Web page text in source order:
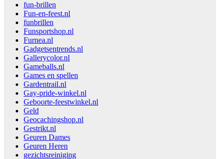
fun-brillen
Fun-en-feest.nl
funbrillen
Funsportshop.nl
Furnea.nl
Gadgetsentrends.nl
Gallerycolor.nl
Gameballs.nl
Games en spellen
Gardentrail.nl
Gay-pride-winkel.nl
Geboorte-feestwinkel.nl
Geld
Geocachingshop.nl
Gestrikt.nl
Geuren Dames
Geuren Heren
gezichtsreiniging